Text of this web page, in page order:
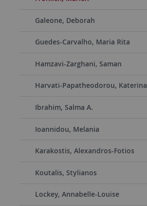
Galeone, Deborah
Guedes-Carvalho, Maria Rita
Hamzavi-Zarghani, Saman
Harvati-Papatheodorou, Katerina
Ibrahim, Salma A.
Ioannidou, Melania
Karakostis, Alexandros-Fotios
Koutalis, Stylianos
Lockey, Annabelle-Louise